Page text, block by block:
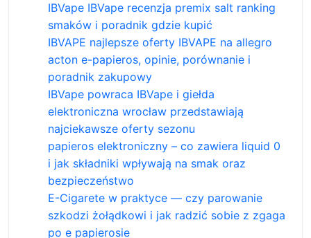
IBVape IBVape recenzja premix salt ranking
smaków i poradnik gdzie kupić
IBVAPE najlepsze oferty IBVAPE na allegro
acton e-papieros, opinie, porównanie i
poradnik zakupowy
IBVape powraca IBVape i giełda
elektroniczna wrocław przedstawiają
najciekawsze oferty sezonu
papieros elektroniczny – co zawiera liquid 0
i jak składniki wpływają na smak oraz
bezpieczeństwo
E-Cigarete w praktyce — czy parowanie
szkodzi żołądkowi i jak radzić sobie z zgaga
po e papierosie